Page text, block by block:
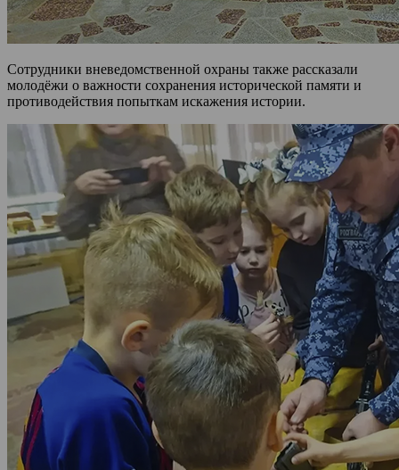
Сотрудники вневедомственной охраны также рассказали
молодёжи о важности сохранения исторической памяти и
противодействия попыткам искажения истории.